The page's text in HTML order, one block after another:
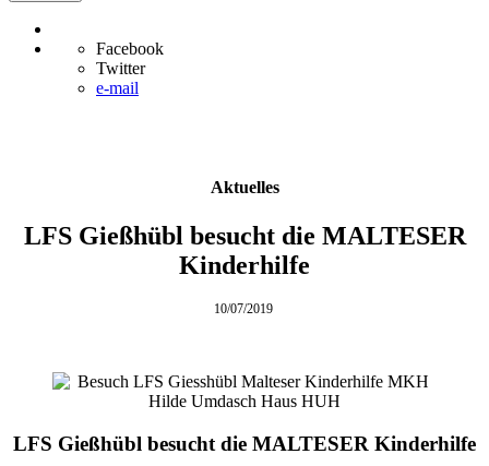
Facebook
Twitter
e-mail
Aktuelles
LFS Gießhübl besucht die MALTESER
Kinderhilfe
10/07/2019
LFS Gießhübl besucht die MALTESER Kinderhilfe